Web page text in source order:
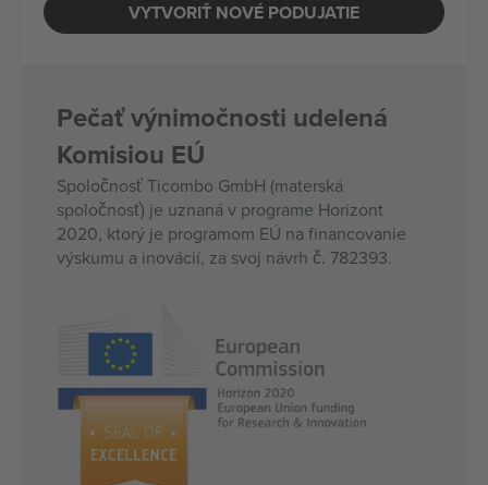
VYTVORIŤ NOVÉ PODUJATIE
Pečať výnimočnosti udelená
Komisiou EÚ
Spoločnosť Ticombo GmbH (materská
spoločnosť) je uznaná v programe Horizont
2020, ktorý je programom EÚ na financovanie
výskumu a inovácií, za svoj návrh č. 782393.